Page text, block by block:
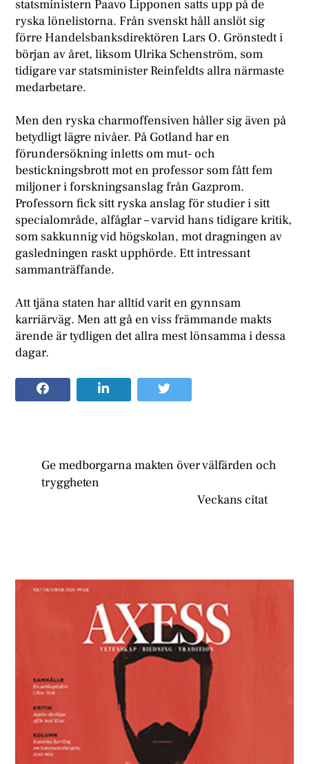
statsministern Paavo Lipponen satts upp på de
ryska lönelistorna. Från svenskt håll anslöt sig
förre Handelsbanksdirektören Lars O. Grönstedt i
början av året, liksom Ulrika Schenström, som
tidigare var statsminister Reinfeldts allra närmaste
medarbetare.
Men den ryska charmoffensiven håller sig även på
betydligt lägre nivåer. På Gotland har en
förundersökning inletts om mut- och
bestickningsbrott mot en professor som fått fem
miljoner i forskningsanslag från Gazprom.
Professorn fick sitt ryska anslag för studier i sitt
specialområde, alfåglar – varvid hans tidigare kritik,
som sakkunnig vid högskolan, mot dragningen av
gasledningen raskt upphörde. Ett intressant
sammanträffande.
Att tjäna staten har alltid varit en gynnsam
karriärväg. Men att gå en viss främmande makts
ärende är tydligen det allra mest lönsamma i dessa
dagar.
Ge medborgarna makten över välfärden och
tryggheten
Veckans citat